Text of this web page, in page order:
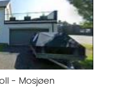
- Mosjøen